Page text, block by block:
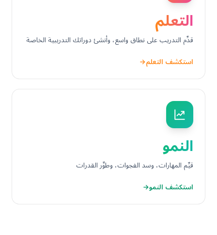
التعلم
قدِّم التدريب على نطاق واسع، وأنشئ دوراتك التدريبية الخاصة
استكشف التعلم←
النمو
قيِّم المهارات، وسد الفجوات، وطوِّر القدرات
استكشف النمو←